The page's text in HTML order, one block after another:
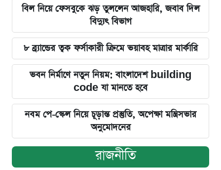
বিল নিয়ে ফেসবুকে ঝড় তুললেন আজহারি, জবাব দিল
বিদ্যুৎ বিভাগ
৮ ব্র্যান্ডের ত্বক ফর্সাকারী ক্রিমে ভয়াবহ মাত্রার মার্কারি
ভবন নির্মাণে নতুন নিয়ম: বাংলাদেশ building
code যা মানতে হবে
নবম পে-স্কেল নিয়ে চূড়ান্ত প্রস্তুতি, অপেক্ষা মন্ত্রিসভার
অনুমোদনের
রাজনীতি